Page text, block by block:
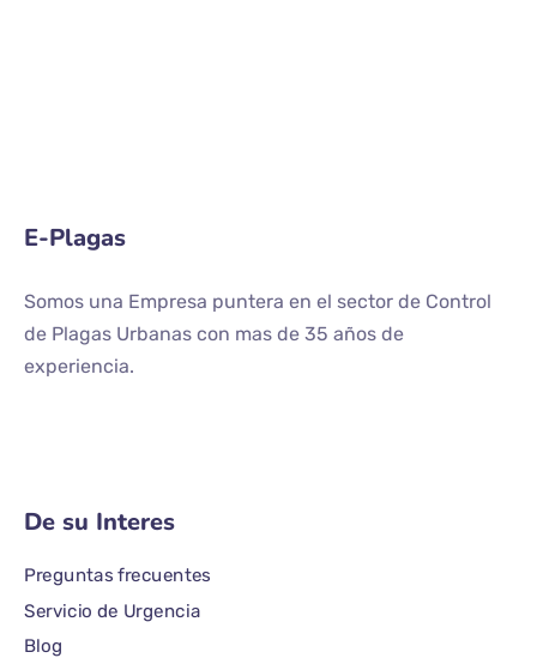
E-Plagas
Somos una Empresa puntera en el sector de Control
de Plagas Urbanas con mas de 35 años de
experiencia.
De su Interes
Preguntas frecuentes
Servicio de Urgencia
Blog